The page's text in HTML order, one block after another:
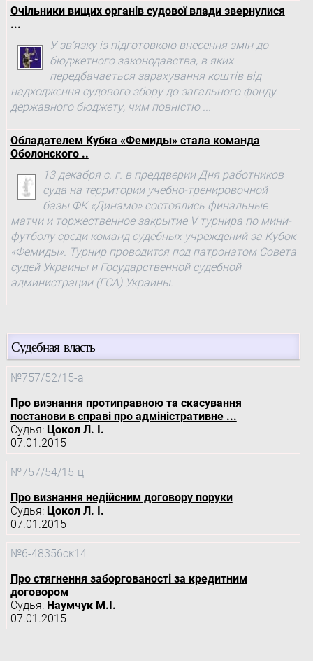
Очільники вищих органів судової влади звернулися
...
У зв’язку із підготовкою внесення змін до
бюджетного законодавства, в яких
передбачається зарахування коштів від
надходження судового збору до загального фонду
державного бюджету, чим повністю ...
Обладателем Кубка «Фемиды» стала команда
Оболонского ..
13 декабря с. г. в преддверии Дня работников
суда на территории учебно-тренировочной
базы ФК «Динамо» состоялись финальные
матчи и торжественное закрытие V турнира по мини-
футболу среди команд судебных учреждений за Кубок
«Фемиды». Турнир проводится под патронатом Совета
судей Украины и Государственной судебной
администрации (ГСА) Украины.
Судебная власть
№757/52/15-а
Про визнання протиправною та скасування
постанови в справі про адміністративне ...
Судья: Цокол Л. І.
07.01.2015
№757/54/15-ц
Про визнання недійсним договору поруки
Судья: Цокол Л. І.
07.01.2015
№6-48356ск14
Про стягнення заборгованості за кредитним
договором
Судья: Наумчук М.І.
07.01.2015